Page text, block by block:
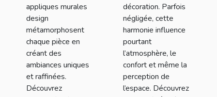
appliques murales
design
métamorphosent
chaque pièce en
créant des
ambiances uniques
et raffinées.
Découvrez
décoration. Parfois
négligée, cette
harmonie influence
pourtant
l’atmosphère, le
confort et même la
perception de
l’espace. Découvrez